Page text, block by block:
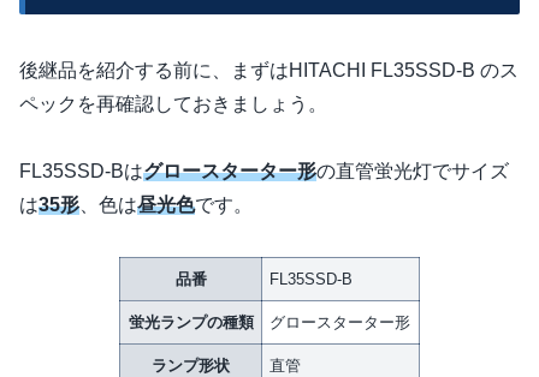
後継品を紹介する前に、まずはHITACHI FL35SSD-B のス
ペックを再確認しておきましょう。
FL35SSD-Bはグロースターター形の直管蛍光灯でサイズ
は35形 、色は昼光色です。
品番 FL35SSD-B
蛍光ランプの種類 グロースターター形
ランプ形状 直管